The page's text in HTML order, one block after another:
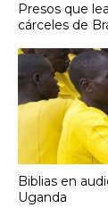
Presos que
cárceles de
Biblias en
Uganda